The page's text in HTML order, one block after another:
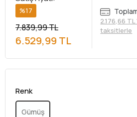
%17
7.839,99 TL
6.529,99 TL
2.176,66
taksitlerle
Renk
Gümüş